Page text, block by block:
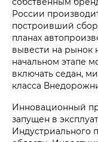
России
построивший
планах
вывести на рынок
начальном этапе
включать седан,
класса
Инновационный
запущен в
Индустриального